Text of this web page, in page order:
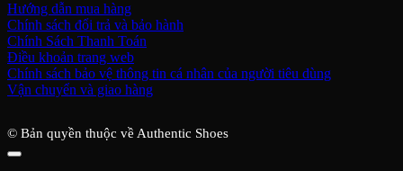
Hướng dẫn mua hàng
Chính sách đổi trả và bảo hành
Chính Sách Thanh Toán
Điều khoản trang web
Chính sách bảo vệ thông tin cá nhân của người tiêu dùng
Vận chuyển và giao hàng
© Bản quyền thuộc về Authentic Shoes